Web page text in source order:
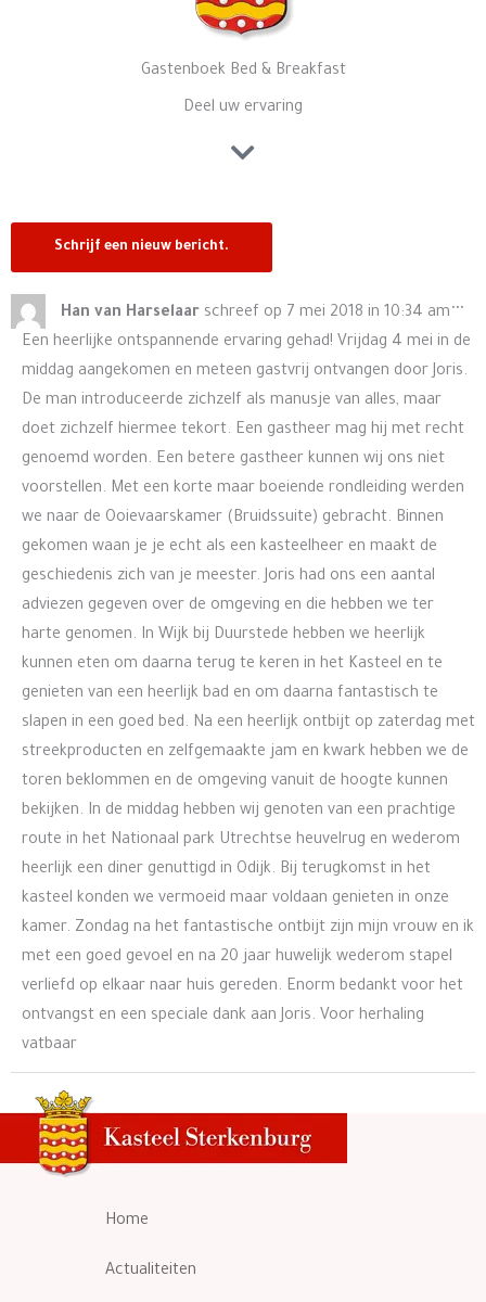
Gastenboek Bed & Breakfast
Deel uw ervaring
Han van Harselaar schreef op 7 mei 2018 in 10:34 am
Een heerlijke ontspannende ervaring gehad! Vrijdag 4 mei in de
middag aangekomen en meteen gastvrij ontvangen door Joris.
De man introduceerde zichzelf als manusje van alles, maar
doet zichzelf hiermee tekort. Een gastheer mag hij met recht
genoemd worden. Een betere gastheer kunnen wij ons niet
voorstellen. Met een korte maar boeiende rondleiding werden
we naar de Ooievaarskamer (Bruidssuite) gebracht. Binnen
gekomen waan je je echt als een kasteelheer en maakt de
geschiedenis zich van je meester. Joris had ons een aantal
adviezen gegeven over de omgeving en die hebben we ter
harte genomen. In Wijk bij Duurstede hebben we heerlijk
kunnen eten om daarna terug te keren in het Kasteel en te
genieten van een heerlijk bad en om daarna fantastisch te
slapen in een goed bed. Na een heerlijk ontbijt op zaterdag met
streekproducten en zelfgemaakte jam en kwark hebben we de
toren beklommen en de omgeving vanuit de hoogte kunnen
bekijken. In de middag hebben wij genoten van een prachtige
route in het Nationaal park Utrechtse heuvelrug en wederom
heerlijk een diner genuttigd in Odijk. Bij terugkomst in het
kasteel konden we vermoeid maar voldaan genieten in onze
kamer. Zondag na het fantastische ontbijt zijn mijn vrouw en ik
met een goed gevoel en na 20 jaar huwelijk wederom stapel
verliefd op elkaar naar huis gereden. Enorm bedankt voor het
ontvangst en een speciale dank aan Joris. Voor herhaling
vatbaar
...
Home
Actualiteiten